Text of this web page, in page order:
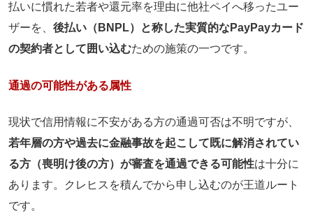
払いに慣れた若者や還元率を理由に他社ペイへ移ったユー
ザーを、 後払い（BNPL）と称した実質的なPayPayカード
の契約者として囲い込むための施策の一つです。
通過の可能性がある属性
現状で信用情報に不安がある方の通過可否は不明ですが、
若年層の方や過去に金融事故を起こして既に解消されてい
る方（喪明け後の方）が審査を通過できる可能性は十分に
あります。クレヒスを積んでから申し込むのが王道ルート
です。